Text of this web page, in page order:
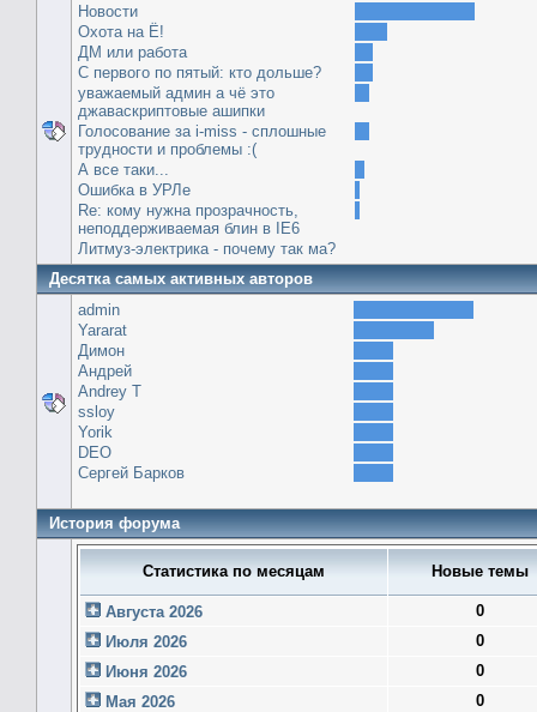
Новости
Охота на Ё!
ДМ или работа
С первого по пятый: кто дольше?
уважаемый админ а чё это
джаваскриптовые ашипки
Голосование за i-miss - сплошные
трудности и проблемы :(
А все таки...
Ошибка в УРЛе
Re: кому нужна прозрачность,
неподдерживаемая блин в IE6
Литмуз-электрика - почему так ма?
Десятка самых активных авторов
admin
Yararat
Димон
Андрей
Andrey T
ssloy
Yorik
DEO
Сергей Барков
История форума
Статистика по месяцам Новые темы
Августа 2026
0
Июля 2026
0
Июня 2026
0
Мая 2026
0